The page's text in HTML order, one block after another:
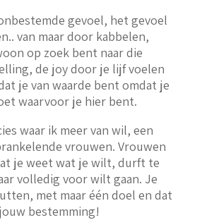
gevoel, het gevoel
van maar door kabbelen,
op zoek bent naar die
de joy door je lijf voelen
je van waarde bent omdat je
waarvoor je hier bent.
waar ik meer van wil, een
vrouwen. Vrouwen
je weet wat je wilt, durft te
volledig voor wilt gaan. Je
met maar één doel en dat
bestemming!